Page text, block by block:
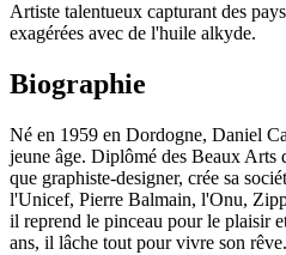
Artiste talentueux capturant des
exagérées avec de l'huile alkyde.
Biographie
Né en 1959 en Dordogne, Daniel
jeune âge. Diplômé des Beaux
que graphiste-designer, crée sa
l'Unicef, Pierre Balmain, l'Onu,
il reprend le pinceau pour le plaisir
ans, il lâche tout pour vivre son